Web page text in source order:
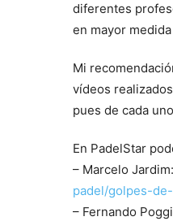
diferentes
en mayor
Mi
vídeos
pues de cada
En PadelStar
– Marcelo Jardim:
padel/golpes-
– Fernando